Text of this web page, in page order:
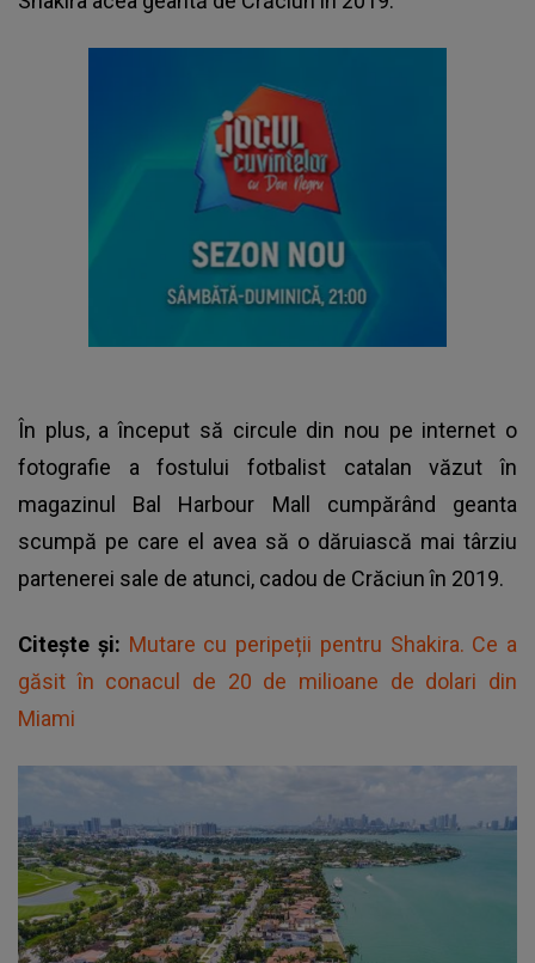
În plus, a început să circule din nou pe internet o
fotografie a fostului fotbalist catalan văzut în
magazinul Bal Harbour Mall cumpărând geanta
scumpă pe care el avea să o dăruiască mai târziu
partenerei sale de atunci, cadou de Crăciun în 2019.
Citește și: Mutare cu peripeții pentru Shakira. Ce a
găsit în conacul de 20 de milioane de dolari din
Miami